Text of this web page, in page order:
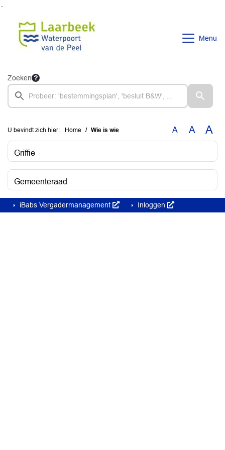
Menu
Zoeken
U bevindt zich hier: Home Wie is wie A A A
Griffie
Gemeenteraad
iBabs Vergadermanagement Inloggen